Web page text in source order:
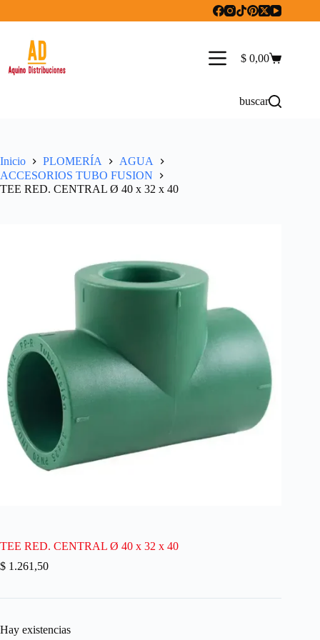
Carro
$ 0,00
buscar
Inicio PLOMERÍA
AGUA
ACCESORIOS TUBO FUSION
TEE RED. CENTRAL Ø 40 x 32 x 40
TEE RED. CENTRAL Ø 40 x 32 x 40
$ 1.261,50
Hay existencias